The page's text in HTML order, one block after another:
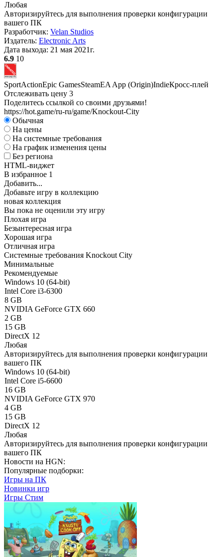
Любая
Авторизируйтесь для выполнения проверки конфигурации
вашего ПК
Разработчик: Velan Studios
Издатель: Electronic Arts
Дата выхода: 21 мая 2021г.
6.9 10
SportActionEpic GamesSteamEA App (Origin)IndieКросс-плей
Отслеживать цену 3
Поделитесь ссылкой со своими друзьями!
https://hot.game/ru-ru/game/Knockout-City
Обычная
На цены
На системные требования
На график изменения цены
Без региона
HTML-виджет
В избранное 1
Добавить...
Добавьте игру в коллекцию
новая коллекция
Вы пока не оценили эту игру
Плохая игра
Безынтересная игра
Хорошая игра
Отличная игра
Системные требования Knockout City
Минимальные
Рекомендуемые
Windows 10 (64-bit)
Intel Core i3-6300
8 GB
NVIDIA GeForce GTX 660
2 GB
15 GB
DirectX 12
Любая
Авторизируйтесь для выполнения проверки конфигурации
вашего ПК
Windows 10 (64-bit)
Intel Core i5-6600
16 GB
NVIDIA GeForce GTX 970
4 GB
15 GB
DirectX 12
Любая
Авторизируйтесь для выполнения проверки конфигурации
вашего ПК
Новости на HGN:
Популярные подборки:
Игры на ПК
Новинки игр
Игры Стим